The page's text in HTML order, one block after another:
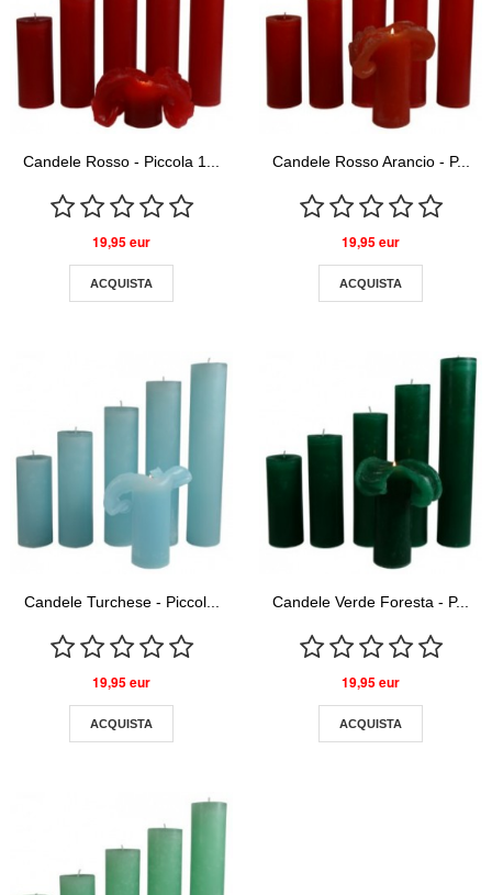
Candele Rosso - Piccola 1...
19,95 eur
ACQUISTA
Candele Rosso Arancio - P...
19,95 eur
ACQUISTA
Candele Turchese - Piccol...
19,95 eur
ACQUISTA
Candele Verde Foresta - P...
19,95 eur
ACQUISTA